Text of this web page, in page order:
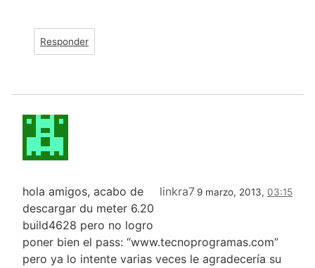
Responder
linkra7 9 marzo, 2013, 03:15
hola amigos, acabo de
descargar du meter 6.20
build4628 pero no logro
poner bien el pass: “www.tecnoprogramas.com”
pero ya lo intente varias veces le agradecería su